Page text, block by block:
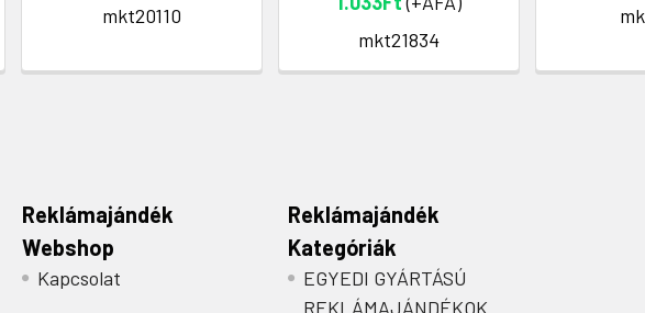
mkt20110
mkt21834
Reklámajándék
Webshop
Kapcsolat
Reklámajándék
Kategóriák
EGYEDI GYÁRTÁSÚ
REKLÁMAJÁNDÉKOK